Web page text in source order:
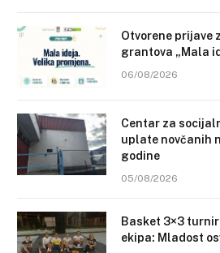
Otvorene prijave
grantova „Mala
06/08/2026
Centar za
uplate novčanih
godine
05/08/2026
Basket 3×3 turnir
ekipa: Mladost